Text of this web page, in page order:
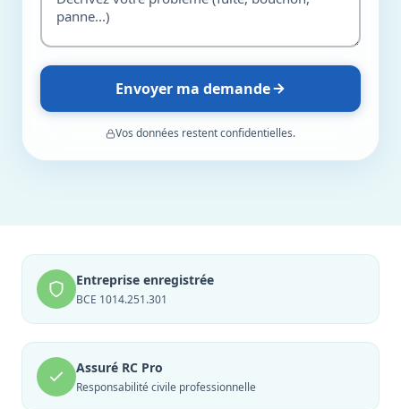
Envoyer ma demande
Vos données restent confidentielles.
Entreprise enregistrée
BCE 1014.251.301
Assuré RC Pro
Responsabilité civile professionnelle